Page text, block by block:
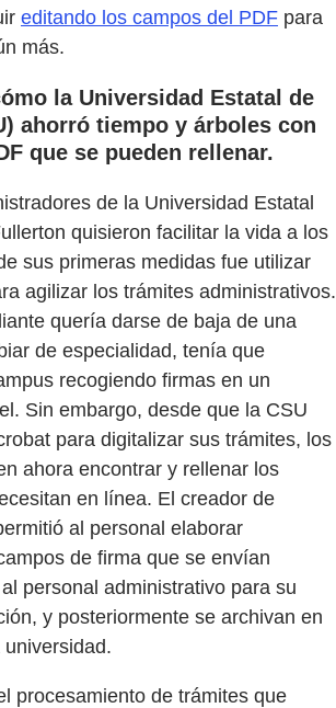
editando los campos del PDF para
más.
la Universidad Estatal de
ahorró tiempo y árboles con
que se pueden rellenar.
de la Universidad Estatal
quisieron facilitar la vida a los
sus primeras medidas fue utilizar
agilizar los trámites administrativos.
quería darse de baja de una
de especialidad, tenía que
recogiendo firmas en un
Sin embargo, desde que la CSU
para digitalizar sus trámites, los
ahora encontrar y rellenar los
en línea. El creador de
al personal elaborar
de firma que se envían
personal administrativo para su
y posteriormente se archivan en
procesamiento de trámites que